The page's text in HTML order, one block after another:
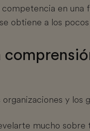
en
obtiene a los
y los
mucho sobre